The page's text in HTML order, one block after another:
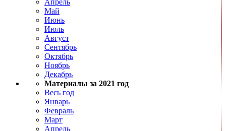
Апрель
Май
Июнь
Июль
Август
Сентябрь
Октябрь
Ноябрь
Декабрь
Материалы за 2021 год
Весь год
Январь
Февраль
Март
Апрель